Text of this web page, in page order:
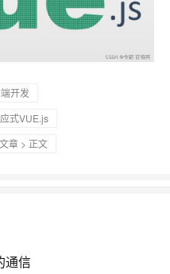
开发
式VUE.js
文章 > 正文
通信